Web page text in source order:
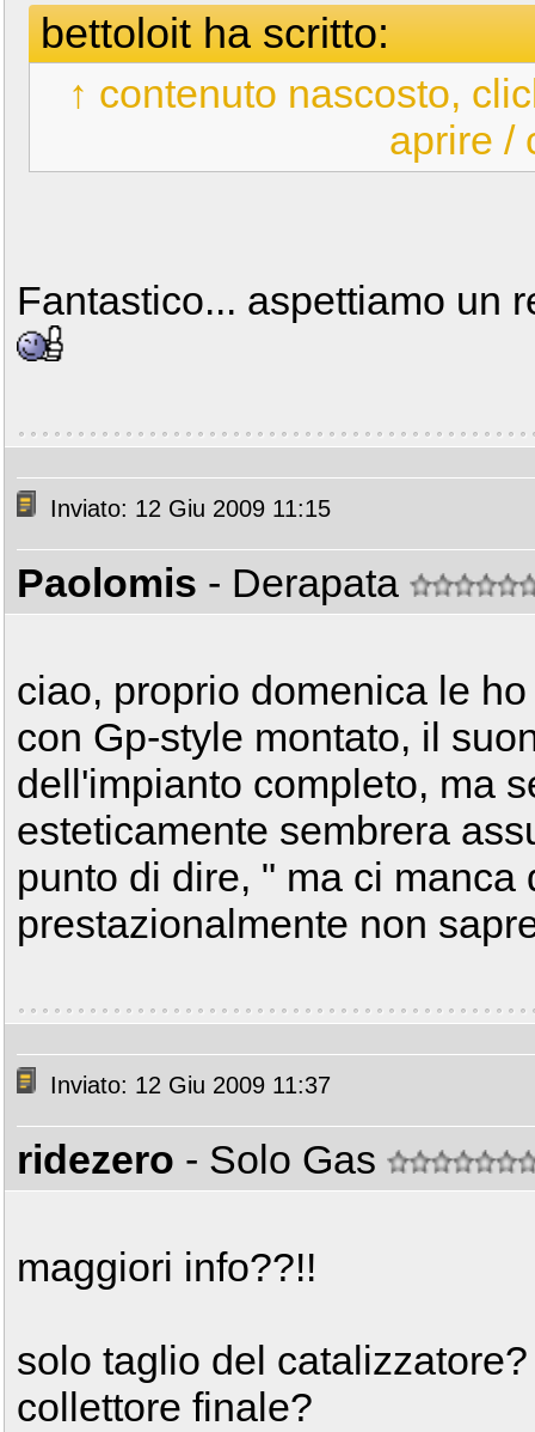
bettoloit ha scritto:
↑ contenuto nascosto,
aprire /
Fantastico... aspettiamo un
Inviato: 12 Giu 2009 11:15
Paolomis - Derapata
ciao, proprio domenica le
con Gp-style montato, il
dell'impianto completo, ma
esteticamente sembrera
punto di dire, " ma ci manca
prestazionalmente non
Inviato: 12 Giu 2009 11:37
ridezero - Solo Gas
maggiori info??!!
solo taglio del
collettore finale?